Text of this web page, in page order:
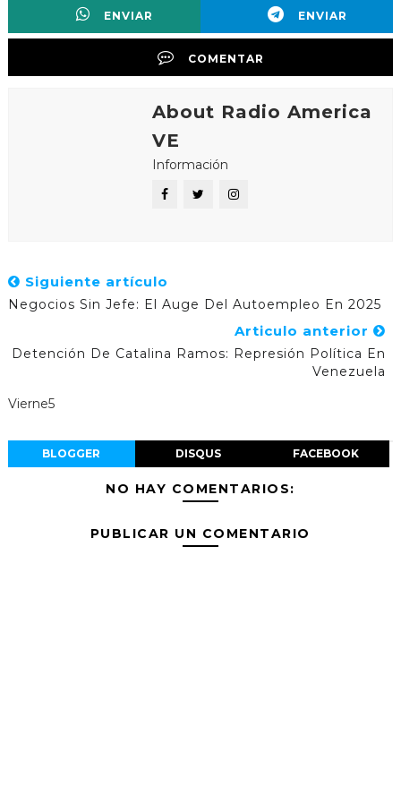
ENVIAR ENVIAR
COMENTAR
About Radio America
VE
Información
Siguiente artículo
Negocios Sin Jefe: El Auge Del Autoempleo En 2025
Articulo anterior
Detención De Catalina Ramos: Represión Política En
Venezuela
Vierne5
BLOGGER DISQUS FACEBOOK
NO HAY COMENTARIOS:
PUBLICAR UN COMENTARIO